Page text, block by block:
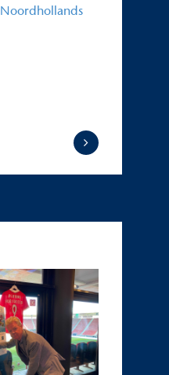
Noordhollands